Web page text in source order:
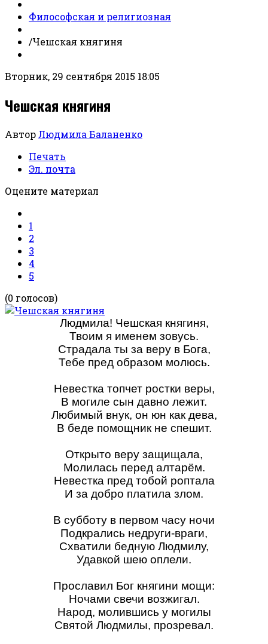
Философская и религиозная
/Чешская княгиня
Вторник, 29 сентября 2015 18:05
Чешская княгиня
Автор Людмила Баланенко
Печать
Эл. почта
Оцените материал
1
2
3
4
5
(0 голосов)
Людмила! Чешская княгиня,
Твоим я именем зовусь.
Страдала ты за веру в Бога,
Тебе пред образом молюсь.
Невестка топчет ростки веры,
В могиле сын давно лежит.
Любимый внук, он юн как дева,
В беде помощник не спешит.
Открыто веру защищала,
Молилась перед алтарём.
Невестка пред тобой роптала
И за добро платила злом.
В субботу в первом часу ночи
Подкрались недруги-враги,
Схватили бедную Людмилу,
Удавкой шею оплели.
Прославил Бог княгини мощи:
Ночами свечи возжигал.
Народ, молившись у могилы
Святой Людмилы, прозревал.